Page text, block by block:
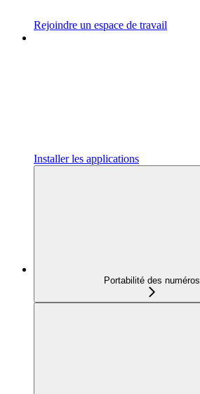
Rejoindre un espace de travail
Installer les applications
Portabilité des numéros